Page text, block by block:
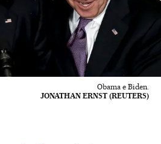
Obama e Biden.
JONATHAN ERNST (REUTERS)